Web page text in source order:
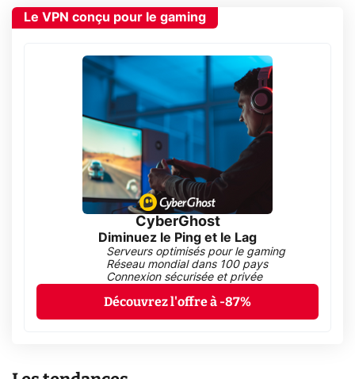
Le VPN conçu pour le gaming
CyberGhost
Diminuez le Ping et le Lag
Serveurs optimisés pour le gaming
Réseau mondial dans 100 pays
Connexion sécurisée et privée
Découvrez l'offre à -87%